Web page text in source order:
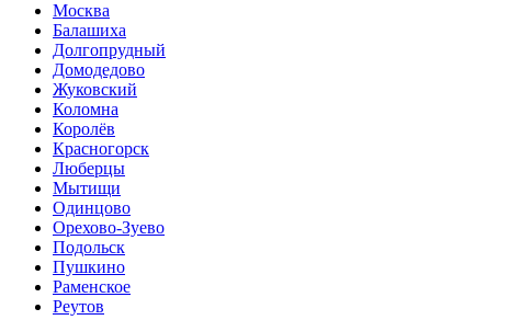
Москва
Балашиха
Долгопрудный
Домодедово
Жуковский
Коломна
Королёв
Красногорск
Люберцы
Мытищи
Одинцово
Орехово-Зуево
Подольск
Пушкино
Раменское
Реутов